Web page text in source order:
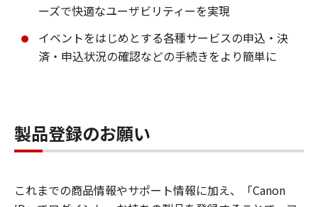
ーズで快適なユーザビリティーを実現
イベントをはじめとする各種サービスの申込・決
済・申込状況の確認などの手続きをより簡単に
製品登録のお願い
これまでの商品情報やサポート情報に加え、「Canon